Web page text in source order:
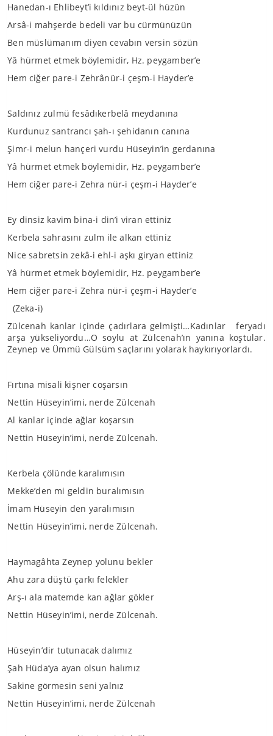
Hanedan-ı Ehlibeyt’i kıldınız beyt-ül hüzün
Arsâ-i mahşerde bedeli var bu cürmünüzün
Ben müslümanım diyen cevabın versin sözün
Yâ hürmet etmek böylemidir, Hz. peygamber’e
Hem ciğer pare-i Zehrânür-i çeşm-i Hayder’e
Saldınız zulmü fesâdıkerbelâ meydanına
Kurdunuz santrancı şah-ı şehidanın canına
Şimr-i melun hançeri vurdu Hüseyin’in gerdanına
Yâ hürmet etmek böylemidir, Hz. peygamber’e
Hem ciğer pare-i Zehra nür-i çeşm-i Hayder’e
Ey dinsiz kavim bina-i din’i viran ettiniz
Kerbela sahrasını zulm ile alkan ettiniz
Nice sabretsin zekâ-i ehl-i aşkı giryan ettiniz
Yâ hürmet etmek böylemidir, Hz. peygamber’e
Hem ciğer pare-i Zehra nür-i çeşm-i Hayder’e
(Zeka-i)
Zülcenah kanlar içinde çadırlara gelmişti…Kadınlar feryadı
arşa yükseliyordu…O soylu at Zülcenah’ın yanına koştular.
Zeynep ve Ümmü Gülsüm saçlarını yolarak haykırıyorlardı.
Fırtına misali kişner coşarsın
Nettin Hüseyin’imi, nerde Zülcenah
Al kanlar içinde ağlar koşarsın
Nettin Hüseyin’imi, nerde Zülcenah.
Kerbela çölünde karalımısın
Mekke’den mi geldin buralımısın
İmam Hüseyin den yaralımısın
Nettin Hüseyin’imi, nerde Zülcenah.
Haymagâhta Zeynep yolunu bekler
Ahu zara düştü çarkı felekler
Arş-ı ala matemde kan ağlar gökler
Nettin Hüseyin’imi, nerde Zülcenah.
Hüseyin’dir tutunacak dalımız
Şah Hüda’ya ayan olsun halımız
Sakine görmesin seni yalnız
Nettin Hüseyin’imi, nerde Zülcenah